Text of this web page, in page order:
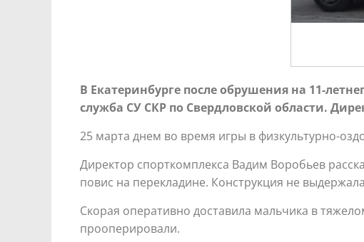
В Екатеринбурге после обрушения на 11-
служба СУ СКР по Свердловской области. Д
25 марта днем во время игры в физкультурно-
Директор спорткомплекса Вадим Воробьев
повис на перекладине. Конструкция не
Скорая оперативно доставила мальчика в
прооперировали.